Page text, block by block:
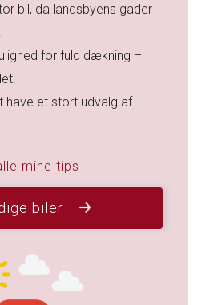
bil, da landsbyens gader
for fuld dækning –
have et stort udvalg af
mine tips
biler